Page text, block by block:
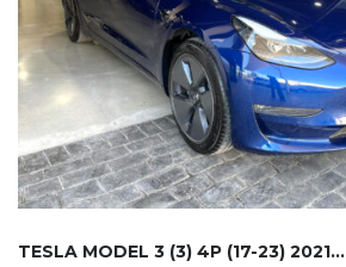
TESLA MODEL 3 (3) 4P (17-23) 2021...